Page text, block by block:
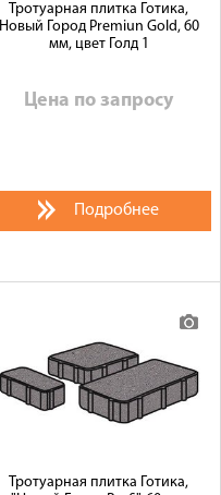
Тротуарная плитка Готика,
Новый Город Premiun Gold, 60
мм, цвет Голд 1
Цена по запросу
Подробнее
Тротуарная плитка Готика,